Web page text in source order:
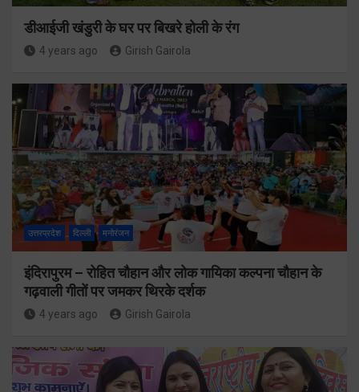
डीआईजी खंडुरी के घर पर बिखरे होली के रंग
4 years ago Girish Gairola
उत्तरप्रदेश दिल्ली मनोरंजन
इंदिरापुरम – रोहित चौहान और लोक गायिका कल्पना चौहान के
गढ़वाली गीतों पर जमकर थिरके दर्शक
4 years ago Girish Gairola